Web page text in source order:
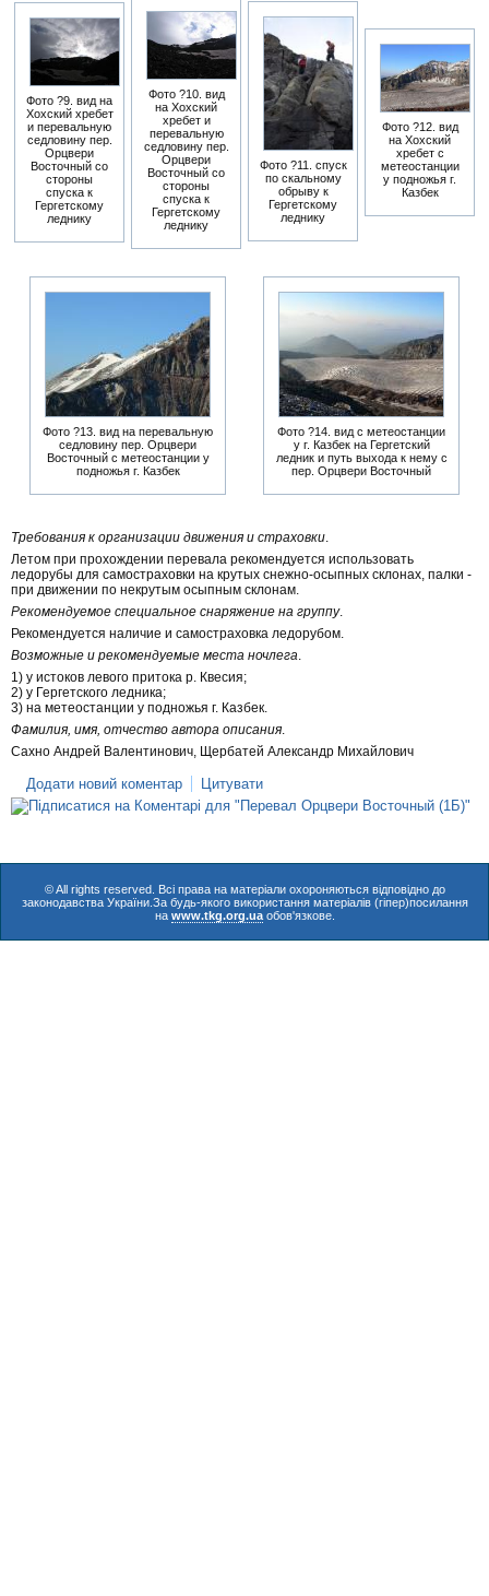
Фото ?9. вид на
Хохский хребет
и перевальную
седловину пер.
Орцвери
Восточный со
стороны
спуска к
Гергетскому
леднику
Фото ?10. вид
на Хохский
хребет и
перевальную
седловину пер.
Орцвери
Восточный со
стороны
спуска к
Гергетскому
леднику
Фото ?11. спуск
по скальному
обрыву к
Гергетскому
леднику
Фото ?12. вид
на Хохский
хребет с
метеостанции
у подножья г.
Казбек
Фото ?13. вид на перевальную
седловину пер. Орцвери
Восточный с метеостанции у
подножья г. Казбек
Фото ?14. вид с метеостанции
у г. Казбек на Гергетский
ледник и путь выхода к нему с
пер. Орцвери Восточный
Требования к организации движения и страховки.
Летом при прохождении перевала рекомендуется использовать
ледорубы для самостраховки на крутых снежно-осыпных склонах, палки -
при движении по некрутым осыпным склонам.
Рекомендуемое специальное снаряжение на группу.
Рекомендуется наличие и самостраховка ледорубом.
Возможные и рекомендуемые места ночлега.
1) у истоков левого притока р. Квесия;
2) у Гергетского ледника;
3) на метеостанции у подножья г. Казбек.
Фамилия, имя, отчество автора описания.
Сахно Андрей Валентинович, Щербатей Александр Михайлович
Додати новий коментар Цитувати
© All rights reserved. Всі права на матеріали охороняються відповідно до
законодавства України.За будь-якого використання матеріалів (гіпер)посилання
на www.tkg.org.uaобов'язкове.